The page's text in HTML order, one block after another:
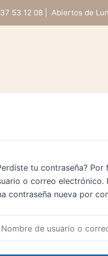
53 12 08 | Abiertos de
tu contraseña?
o correo electrónico.
contraseña nueva por